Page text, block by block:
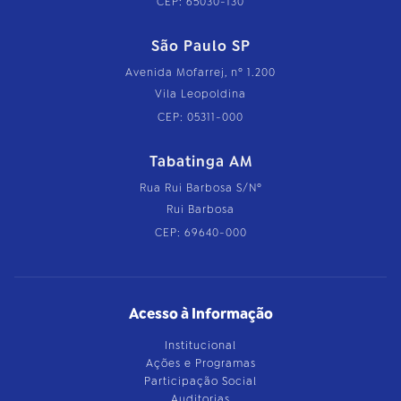
São Paulo SP
Avenida Mofarrej, nº 1.200
Vila Leopoldina
CEP: 05311-000
Tabatinga AM
Rua Rui Barbosa S/Nº
Rui Barbosa
CEP: 69640-000
Acesso à Informação
Institucional
Ações e Programas
Participação Social